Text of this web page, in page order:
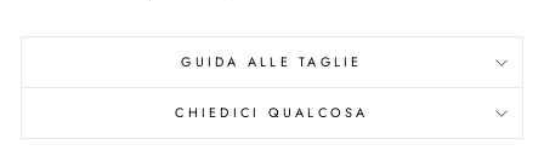
GUIDA ALLE TAGLIE
CHIEDICI QUALCOSA